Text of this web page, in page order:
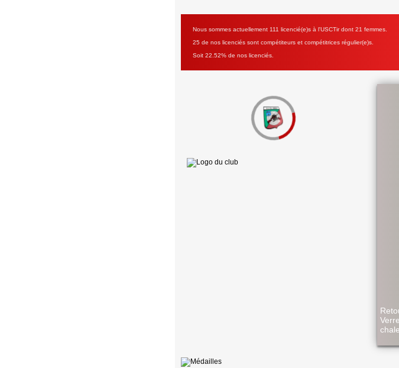
Nous sommes actuellement 111 licencié(e)s à l'USCTir dont 21 femmes.
25 de nos licenciés sont compétiteurs et compétitrices régulier(e)s.
Soit 22.52% de nos licenciés.